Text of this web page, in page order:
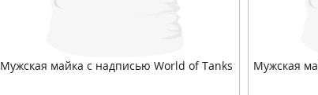
Мужская майка с надписью World of Tanks Мужская